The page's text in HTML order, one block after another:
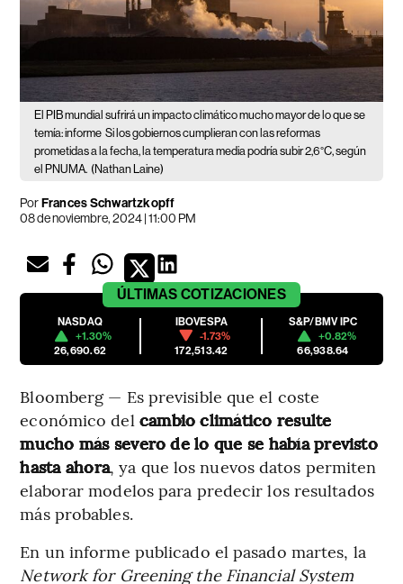
El PIB mundial sufrirá un impacto climático mucho mayor de lo que se
temía: informe Si los gobiernos cumplieran con las reformas
prometidas a la fecha, la temperatura media podría subir 2,6°C, según
el PNUMA. (Nathan Laine)
PorFrances Schwartzkopff
08 de noviembre, 2024 | 11:00 PM
ÚLTIMAS COTIZACIONES
NASDAQ
+1.30%
26,690.62
IBOVESPA
-1.73%
172,513.42
S&P/BMV IPC
+0.82%
66,938.64
Bloomberg — Es previsible que el coste
económico del cambio climático resulte
mucho más severo de lo que se había previsto
hasta ahora, ya que los nuevos datos permiten
elaborar modelos para predecir los resultados
más probables.
En un informe publicado el pasado martes, la
Network for Greening the Financial System